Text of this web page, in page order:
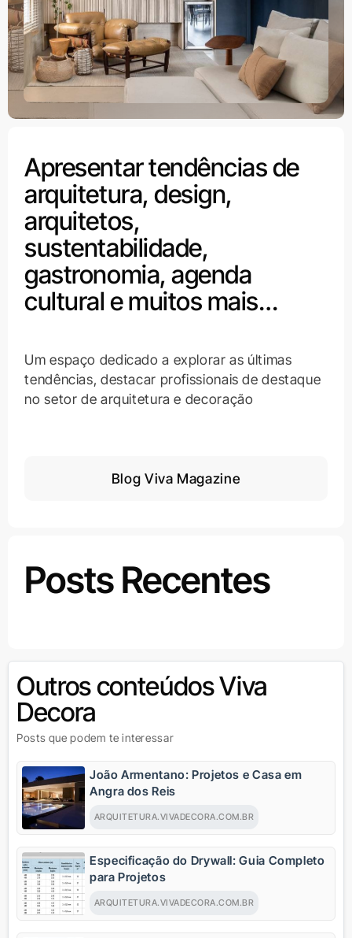
Um espaço dedicado a explorar as últimas
tendências, destacar profissionais de destaque
no setor de arquitetura e decoração
Blog Viva Magazine
Apresentar tendências de
arquitetura, design,
arquitetos,
sustentabilidade,
gastronomia, agenda
cultural e muitos mais…
Posts Recentes
Outros conteúdos Viva
Decora
Posts que podem te interessar
João Armentano: Projetos e Casa em
Angra dos Reis
ARQUITETURA.VIVADECORA.COM.BR
Especificação do Drywall: Guia Completo
para Projetos
ARQUITETURA.VIVADECORA.COM.BR